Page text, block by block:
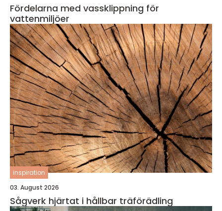
Fördelarna med vassklippning för
vattenmiljöer
inspiration
03. August 2026
Sågverk hjärtat i hållbar träförädling